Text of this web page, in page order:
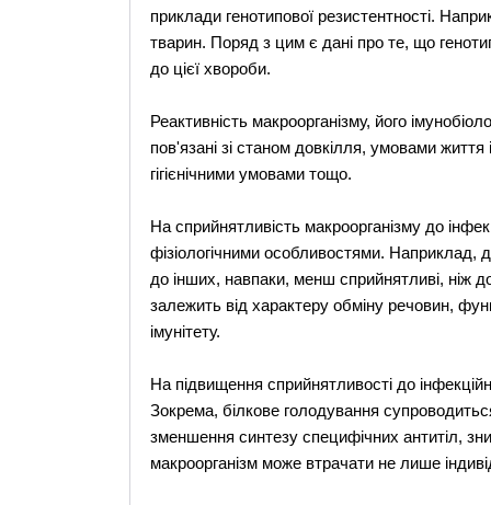
приклади генотипової резистентності.
тварин. Поряд з цим є дані про те, що
до цієї хвороби.
Реактивність макроорганізму, його
пов'язані зі станом довкілля, умовами
гігієнічними умовами тощо.
На сприйнятливість макроорганізму до
фізіологічними особливостями. Наприклад,
до інших, навпаки, менш сприйнятливі, ніж
залежить від характеру обміну речовин,
імунітету.
На підвищення сприйнятливості до
Зокрема, білкове голодування
зменшення синтезу специфічних антитіл,
макроорганізм може втрачати не лише